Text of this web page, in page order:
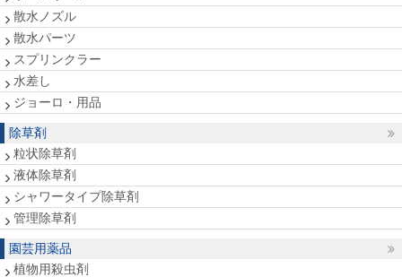
散水ノズル
散水パーツ
スプリンクラー
水差し
ジョーロ・用品
除草剤
粒状除草剤
液体除草剤
シャワータイプ除草剤
管理除草剤
園芸用薬品
植物用殺虫剤